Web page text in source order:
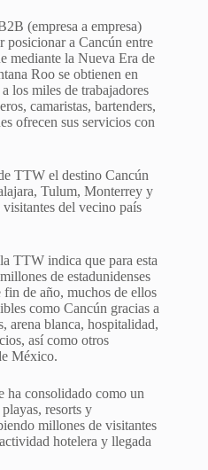
(empresa a empresa)
a Cancún entre
mediante la Nueva Era de
Roo se obtienen en
los miles de trabajadores
camaristas, bartenders,
ofrecen sus servicios con
TTW el destino Cancún
Tulum, Monterrey y
del vecino país
TTW indica que para esta
de estadunidenses
de año, muchos de ellos
como Cancún gracias a
arena blanca, hospitalidad,
así como otros
México.
ha consolidado como un
resorts y
millones de visitantes
hotelera y llegada